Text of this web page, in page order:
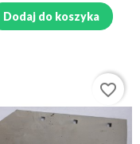
Dodaj do koszyka
favorite_border